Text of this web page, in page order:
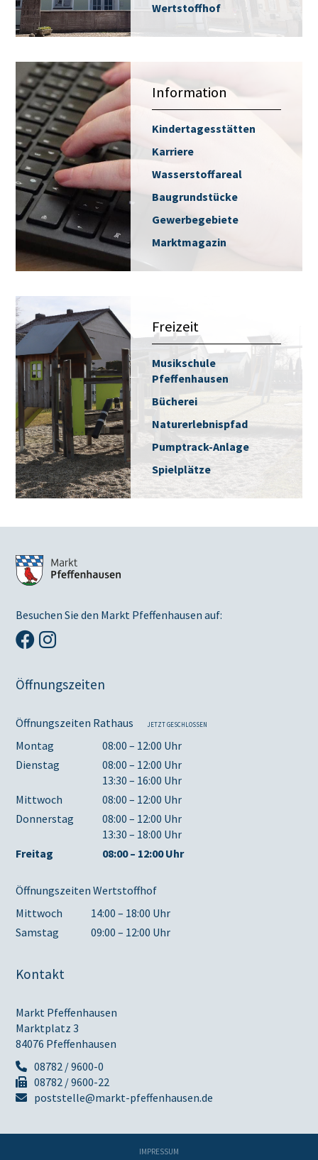
Wertstoffhof
Information
Kindertagesstätten
Karriere
Wasserstoffareal
Baugrundstücke
Gewerbegebiete
Marktmagazin
Freizeit
Musikschule
Pfeffenhausen
Bücherei
Naturerlebnispfad
Pumptrack-Anlage
Spielplätze
Besuchen Sie den Markt Pfeffenhausen auf:
Öffnungszeiten
Öffnungszeiten Rathaus JETZT GESCHLOSSEN
Montag
08:00 – 12:00 Uhr
Dienstag
08:00 – 12:00 Uhr
13:30 – 16:00 Uhr
Mittwoch
08:00 – 12:00 Uhr
Donnerstag
08:00 – 12:00 Uhr
13:30 – 18:00 Uhr
Freitag
08:00 – 12:00 Uhr
Öffnungszeiten Wertstoffhof
Mittwoch
14:00 – 18:00 Uhr
Samstag
09:00 – 12:00 Uhr
Kontakt
Markt Pfeffenhausen
Marktplatz 3
84076 Pfeffenhausen
08782 / 9600-0
08782 / 9600-22
poststelle@markt-pfeffenhausen.de
IMPRESSUM